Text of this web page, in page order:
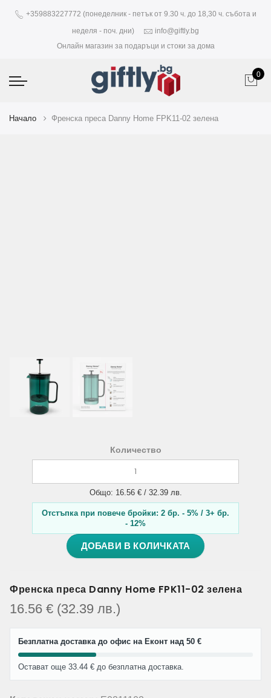
+359883227772 (понеделник - петък от 9.30 ч. до 18,30 ч. събота и
неделя - поч. дни)
info@giftly.bg
Онлайн магазин за подаръци и стоки за дома
0
Начало Френска преса Danny Home FPK11-02 зелена
Количество
Общо: 16.56 € / 32.39 лв.
Отстъпка при повече бройки: 2 бр. - 5% / 3+ бр.
- 12%
ДОБАВИ В КОЛИЧКАТА
Френска преса Danny Home FPK11-02 зелена
16.56 € (32.39 лв.)
Безплатна доставка до офис на Еконт над 50 €
Остават още 33.44 € до безплатна доставка.